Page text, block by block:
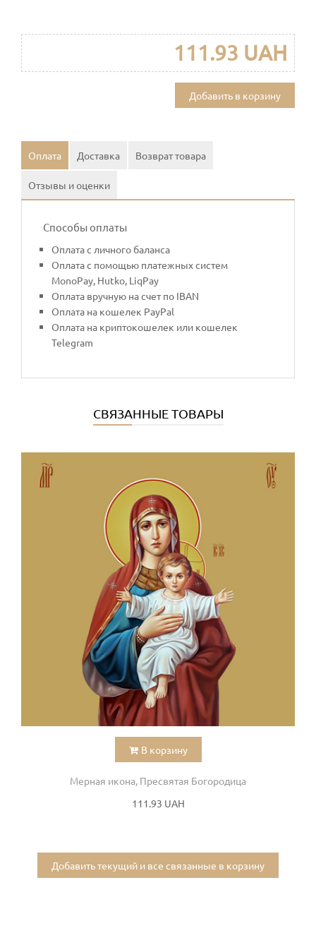
111.93 UAH
Добавить в корзину
Оплата Доставка Возврат товара
Отзывы и оценки
Способы оплаты
Оплата с личного баланса
Оплата с помощью платежных систем
MonoPay, Hutko, LiqPay
Оплата вручную на счет по IBAN
Оплата на кошелек PayPal
Оплата на криптокошелек или кошелек
Telegram
СВЯЗАННЫЕ ТОВАРЫ
В корзину
Мерная икона, Пресвятая Богородица
111.93 UAH
Добавить текущий и все связанные в корзину